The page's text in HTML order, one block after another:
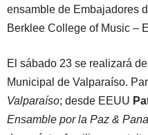
ensamble de Embajadores
Berklee College of Music –
El sábado 23 se realizará
Municipal de Valparaíso.
Valparaíso; desde EEUU
Ensamble por la Paz &